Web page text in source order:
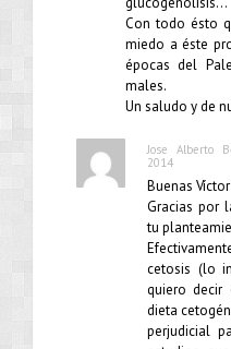
Con todo ésto
miedo a éste
épocas del
males.
Un saludo y de
Jose Alberto
2014
Buenas
Gracias por
tu
cetosis (lo
quiero decir
dieta
perjudicial